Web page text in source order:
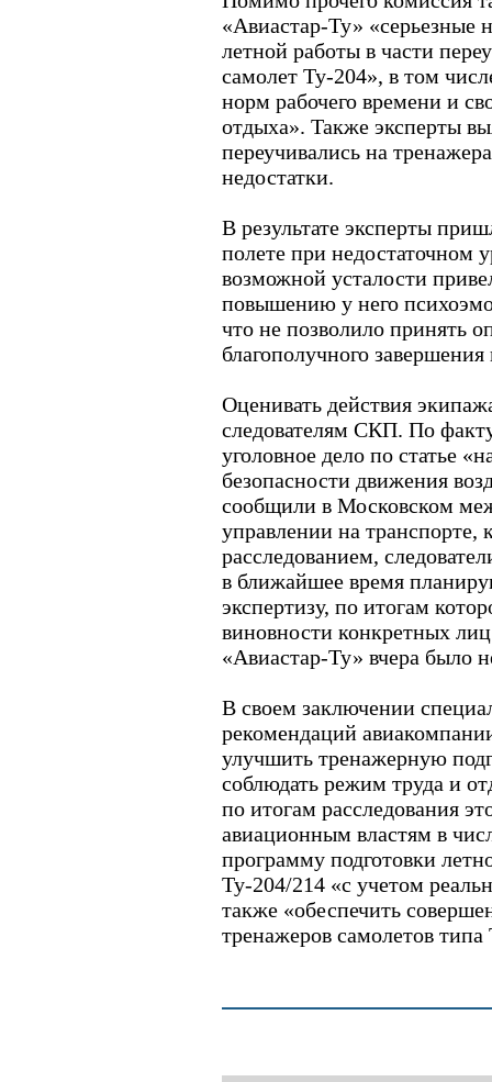
«Авиастар-Ту» «серьезные
летной работы в части
самолет Ту-204», в том
норм рабочего времени и
отдыха». Также эксперты
переучивались на
недостатки.
В результате эксперты
полете при недостаточном
возможной усталости
повышению у него
что не позволило принять
благополучного завершения
Оценивать действия
следователям СКП. По
уголовное дело по статье
безопасности движения
сообщили в Московском
управлении на транспорте,
расследованием,
в ближайшее время
экспертизу, по итогам
виновности конкретных
«Авиастар-Ту» вчера было
В своем заключении
рекомендаций
улучшить тренажерную
соблюдать режим труда и
по итогам расследования
авиационным властям в
программу подготовки
Ту-204/214 «с учетом
также «обеспечить
тренажеров самолетов типа